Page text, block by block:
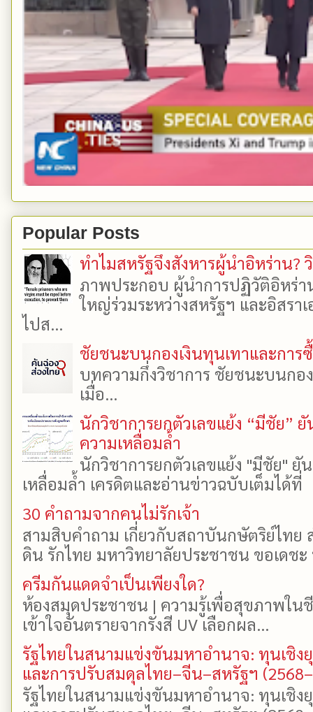
Popular Posts
ทำไมสหรัฐจึงสังหารผู้นำอิหร่าน?
ภาพประกอบ ผู้นำการปฏิวัติอิหร่า
ใหญ่ร่วมระหว่างสหรัฐฯ และอิสรา
ไปส...
ชัยชนะบนกองเงินทุนเทาและการ
บทความกึ่งวิชาการ ชัยชนะบนกอ
เมื่อ...
นักวิชาการยกตัวเลขแย้ง “มีชัย”
ความเหลื่อมล้ำ
นักวิชาการยกตัวเลขแย้ง "มีชัย"
เหลื่อมล้ำ เครดิตและอ่านข่าวฉบับเต็มได้
30 คำถามจากคนไม่รักเจ้า
สามสิบคำถาม เกี่ยวกับสถาบันกษัตริย์ไทย
ดิน รักไทย มหาวิทยาลัยประชาชน ขอเดช
ครีมกันแดดจำเป็นเพียงใด?
ห้องสมุดประชาชน | ความรู้เพื่อสุขภาพใน
เข้าใจอันตรายจากรังสี UV เลือกผล...
รัฐไทยในสนามแข่งขันมหาอำนาจ: ทุนเชิง
และการปรับสมดุลไทย–จีน–สหรัฐฯ
รัฐไทยในสนามแข่งขันมหาอำนาจ: ทุนเชิง